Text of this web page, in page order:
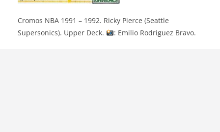
Cromos NBA 1991 – 1992. Ricky Pierce (Seattle
Supersonics). Upper Deck.
: Emilio Rodriguez Bravo.